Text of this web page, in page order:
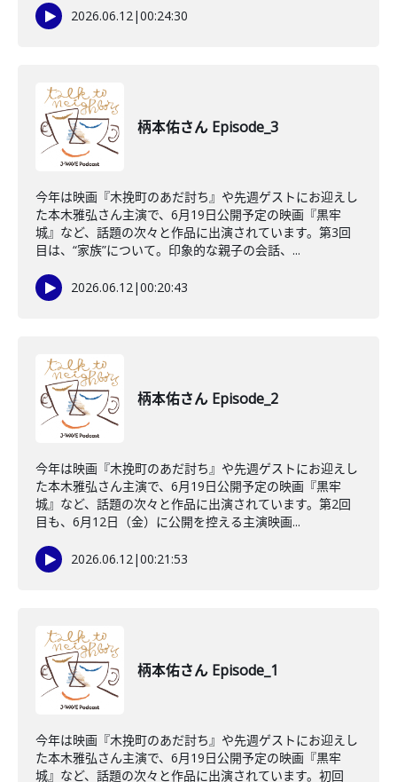
2026.06.12|00:24:30
柄本佑さん Episode_3
今年は映画『木挽町のあだ討ち』や先週ゲストにお迎えし
た本木雅弘さん主演で、6月19日公開予定の映画『黒牢
城』など、話題の次々と作品に出演されています。第3回
目は、“家族”について。印象的な親子の会話、...
2026.06.12|00:20:43
柄本佑さん Episode_2
今年は映画『木挽町のあだ討ち』や先週ゲストにお迎えし
た本木雅弘さん主演で、6月19日公開予定の映画『黒牢
城』など、話題の次々と作品に出演されています。第2回
目も、6月12日（金）に公開を控える主演映画...
2026.06.12|00:21:53
柄本佑さん Episode_1
今年は映画『木挽町のあだ討ち』や先週ゲストにお迎えし
た本木雅弘さん主演で、6月19日公開予定の映画『黒牢
城』など、話題の次々と作品に出演されています。初回